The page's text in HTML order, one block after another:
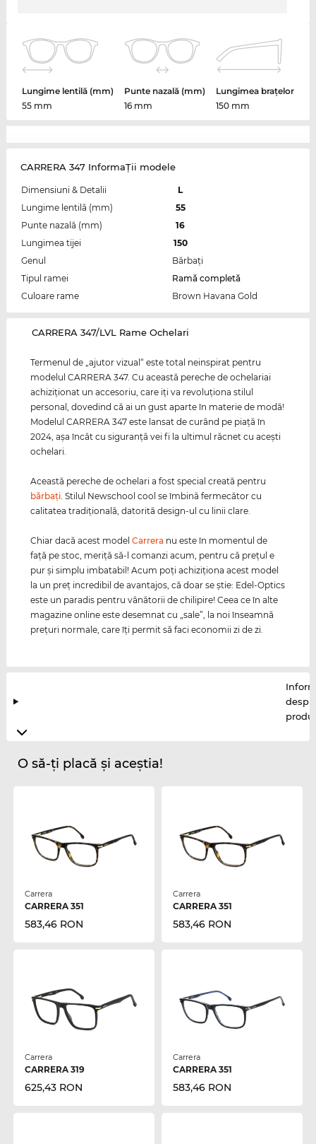
Lungime lentilă (mm)
55 mm
Punte nazală (mm)
16 mm
Lungimea brațelor
150 mm
CARRERA 347 InformaŢii modele
Dimensiuni & Detalii
L
Lungime lentilă (mm)
55
Punte nazală (mm)
16
Lungimea tijei
150
Genul
Bărbaţi
Tipul ramei
Ramă completă
Culoare rame
Brown Havana Gold
‌CARRERA 347/LVL Rame Ochelari
Termenul de „ajutor vizual“ este total neinspirat pentru
modelul CARRERA 347. Cu această pereche de ochelariai
achiziţionat un accesoriu, care iţi va revoluţiona stilul
personal, dovedind că ai un gust aparte în materie de modă!
Modelul CARRERA 347 este lansat de curând pe piaţă în
2024, aşa încât cu siguranţă vei fi la ultimul răcnet cu aceşti
ochelari.
Această pereche de ochelari a fost special creată pentru
bărbaţi . Stilul Newschool cool se îmbină fermecător cu
calitatea tradiţională, datorită design-ul cu linii clare.
Chiar dacă acest modelCarrera nu este în momentul de
faţă pe stoc, meriţă să-l comanzi acum, pentru că preţul e
pur şi simplu imbatabil! Acum poţi achiziţiona acest model
la un preţ incredibil de avantajos, că doar se ştie: Edel-Optics
este un paradis pentru vânătorii de chilipire! Ceea ce în alte
magazine online este desemnat cu „sale”, la noi înseamnă
preţuri normale, care îţi permit să faci economii zi de zi.
O să-ți placă și aceștia!
Carrera
CARRERA 351
583,46 RON
Carrera
CARRERA 351
583,46 RON
Carrera
CARRERA 319
625,43 RON
Carrera
CARRERA 351
583,46 RON